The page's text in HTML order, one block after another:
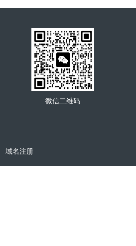
微信二维码
域名注册